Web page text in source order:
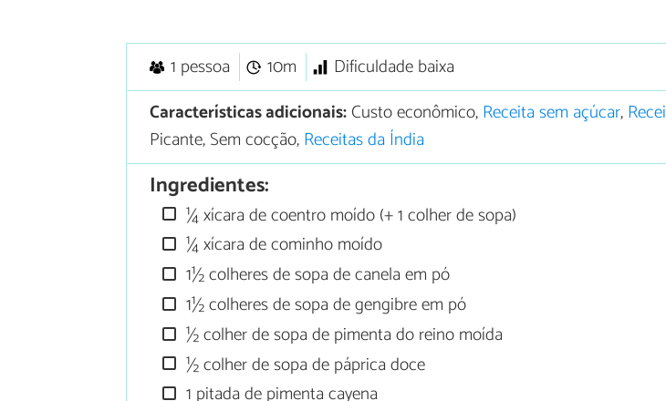
1 pessoa 10m
Dificuldade baixa
Características adicionais:Custo econômico,Receita sem açúcar,
Picante, Sem cocção,Receitas da Índia
Ingredientes:
¼ xícara de coentro moído (+ 1 colher de sopa)
¼ xícara de cominho moído
1½ colheres de sopa de canela em pó
1½ colheres de sopa de gengibre em pó
½ colher de sopa de pimenta do reino moída
½ colher de sopa de páprica doce
1 pitada de pimenta cayena